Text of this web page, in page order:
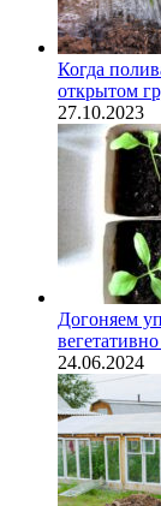
Когда
открытом
27.10.2023
Догоняем
24.06.2024